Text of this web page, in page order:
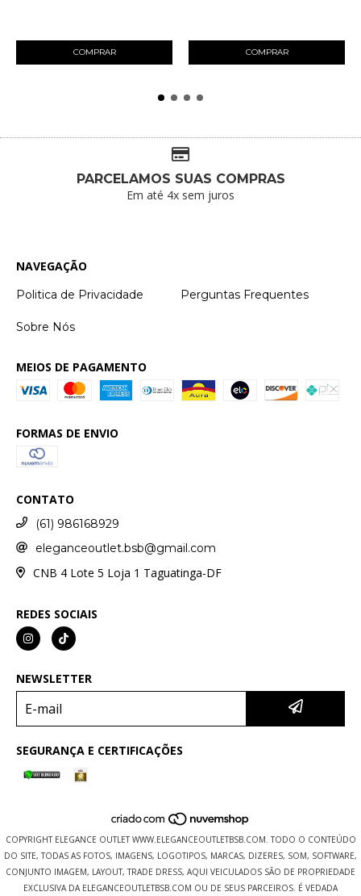
COMPRAR COMPRAR
PARCELAMOS SUAS COMPRAS
Em até 4x sem juros
NAVEGAÇÃO
Politica de Privacidade Perguntas Frequentes
Sobre Nós
MEIOS DE PAGAMENTO
FORMAS DE ENVIO
CONTATO
(61) 986168929
eleganceoutlet.bsb@gmail.com
CNB 4 Lote 5 Loja 1 Taguatinga-DF
REDES SOCIAIS
NEWSLETTER
SEGURANÇA E CERTIFICAÇÕES
COPYRIGHT ELEGANCE OUTLET WWW.ELEGANCEOUTLETBSB.COM. TODO O CONTEÚDO
DO SITE, TODAS AS FOTOS, IMAGENS, LOGOTIPOS, MARCAS, DIZERES, SOM, SOFTWARE,
CONJUNTO IMAGEM, LAYOUT, TRADE DRESS, AQUI VEICULADOS SÃO DE PROPRIEDADE
EXCLUSIVA DA ELEGANCEOUTLETBSB.COM OU DE SEUS PARCEIROS. É VEDADA